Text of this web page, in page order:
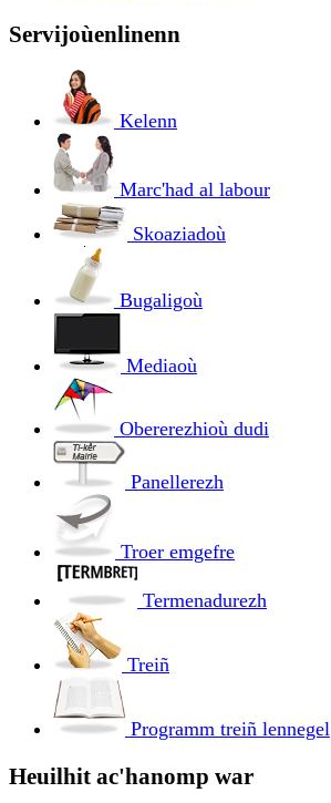
Servijoùenlinenn
Kelenn
Marc'had al labour
Skoaziadoù
Bugaligoù
Mediaoù
Obererezhioù dudi
Panellerezh
Troer emgefre
Termenadurezh
Treiñ
Programm treiñ lennegel
Heuilhit ac'hanomp war